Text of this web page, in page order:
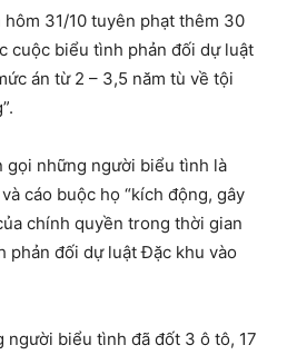
31/10 tuyên phạt thêm 30
cuộc biểu tình phản đối dự luật
án từ 2 – 3,5 năm tù về tội
gọi những người biểu tình là
cáo buộc họ “kích động, gây
chính quyền trong thời gian
phản đối dự luật Đặc khu vào
người biểu tình đã đốt 3 ô tô, 17